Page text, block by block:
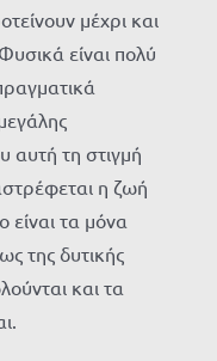
μέχρι και
είναι πολύ
αυτή τη στιγμή
η ζωή
είναι τα μόνα
της δυτικής
και τα